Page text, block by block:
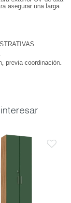
asegurar una larga
previa coordinación.